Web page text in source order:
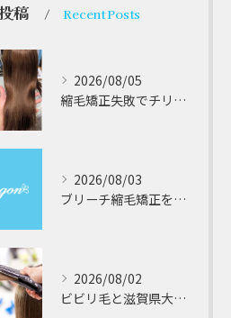
稿 Recent Posts
2026/08/05
縮毛矯正失敗でチリチリジリジリの髪をビビり直し専門が丁寧に修復する方法解説
2026/08/03
ブリーチ縮毛矯正を安全に受けるための大阪府対応サロン選びと髪質改善のポイント
2026/08/02
ビビリ毛と滋賀県大津市での他店縮毛矯正失敗をパラゴンヘアーが修復する徹底ガイド